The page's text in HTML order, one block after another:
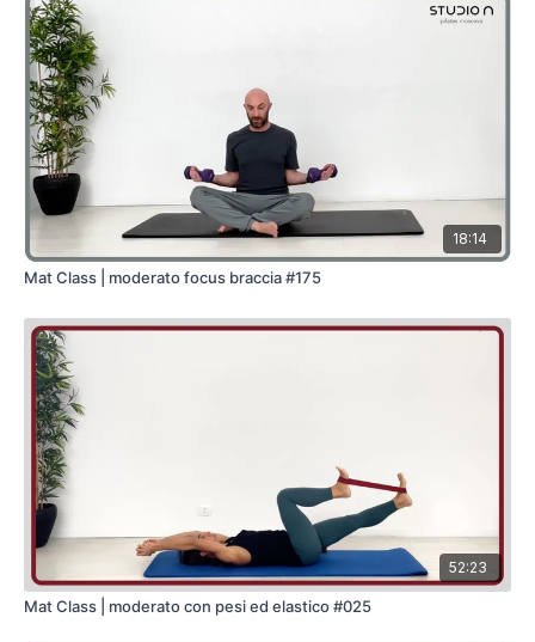
18:14
Mat Class | moderato focus braccia #175
52:23
Mat Class | moderato con pesi ed elastico #025